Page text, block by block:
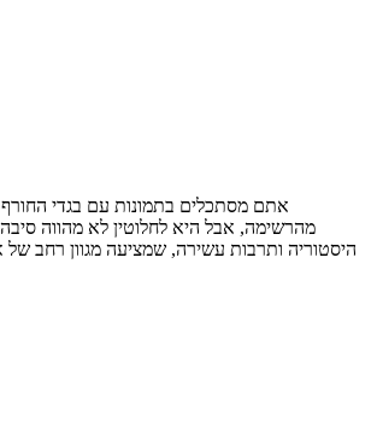
אתם מסתכלים בתמונות עם בגדי החורף
מהרשימה, אבל היא לחלוטין לא מהווה
היסטוריה ותרבות עשירה, שמציעה מגוון רחב של